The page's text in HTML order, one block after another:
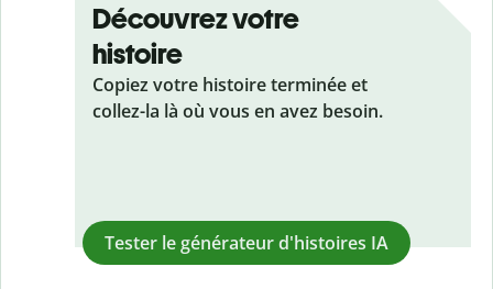
Découvrez votre
histoire
Copiez votre histoire terminée et
collez-la là où vous en avez besoin.
Tester le générateur d'histoires IA